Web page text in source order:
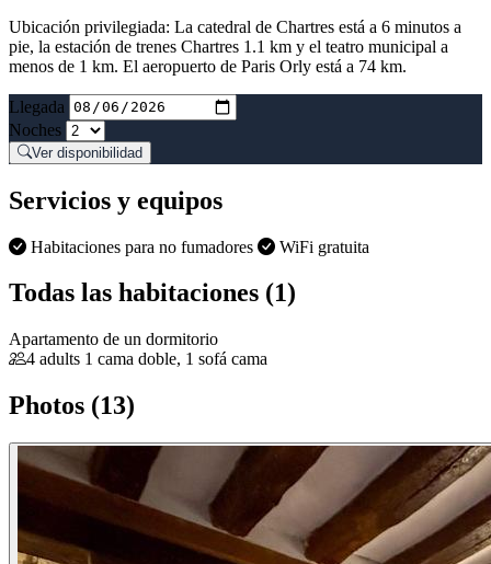
Ubicación privilegiada: La catedral de Chartres está a 6 minutos a
pie, la estación de trenes Chartres 1.1 km y el teatro municipal a
menos de 1 km. El aeropuerto de Paris Orly está a 74 km.
Llegada
Noches
Ver disponibilidad
Servicios y equipos
Habitaciones para no fumadores WiFi gratuita
Todas las habitaciones (1)
Apartamento de un dormitorio
4 adults 1 cama doble, 1 sofá cama
Photos (13)